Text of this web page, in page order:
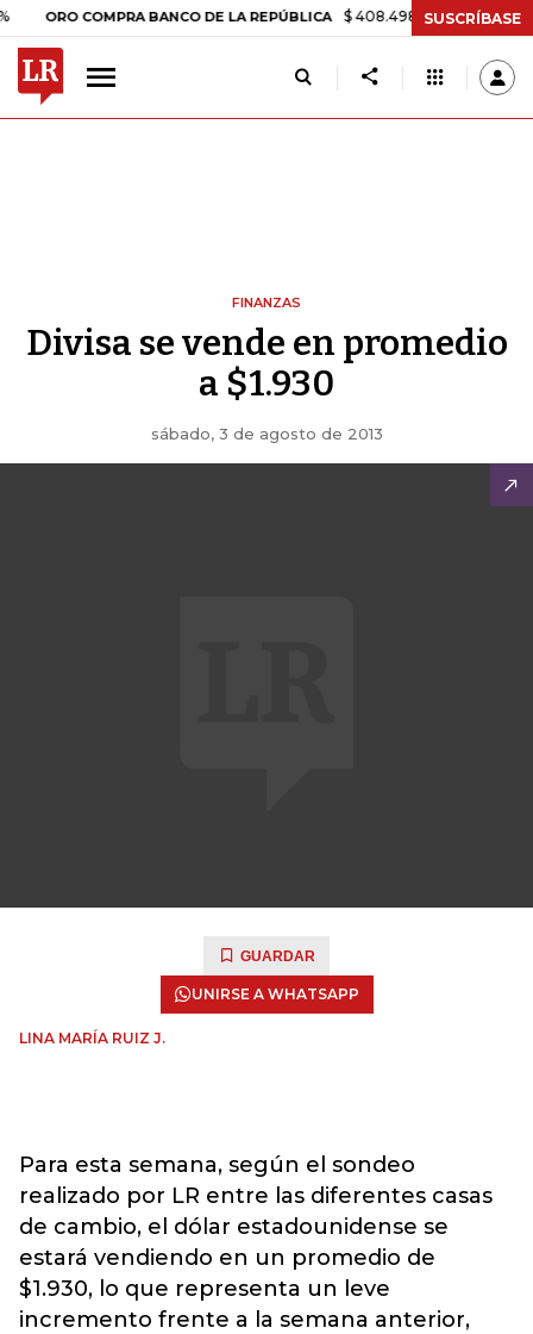
COMPRA BANCO DE LA REPÚBLICA $ 408.498,97 +$ 8.753,81
SUSCRÍBASE
FINANZAS
Divisa se vende en promedio
a $1.930
sábado, 3 de agosto de 2013
GUARDAR
UNIRSE A WHATSAPP
LINA MARÍA RUIZ J.
Para esta semana, según el sondeo
realizado por LR entre las diferentes casas
de cambio, el dólar estadounidense se
estará vendiendo en un promedio de
$1.930, lo que representa un leve
incremento frente a la semana anterior,